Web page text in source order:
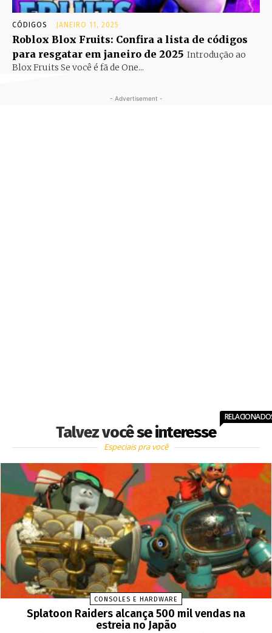
CÓDIGOS JANEIRO 11, 2025
Roblox Blox Fruits: Confira a lista de códigos
para resgatar em janeiro de 2025 Introdução ao
Blox Fruits Se você é fã de One...
- Advertisement -
Talvez você se interesse
Especiais pra você
CONSOLES E HARDWARE
Splatoon Raiders alcança 500 mil vendas na
estreia no Japão